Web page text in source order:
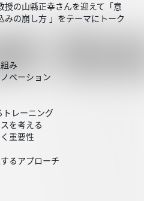
の山縣正幸さんを迎えて「意
の崩し方 」をテーマにトーク
み
ベーション
レーニング
を考える
重要性
るアプローチ